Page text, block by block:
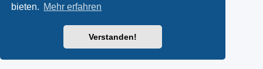
bieten. Mehr erfahren
Verstanden!